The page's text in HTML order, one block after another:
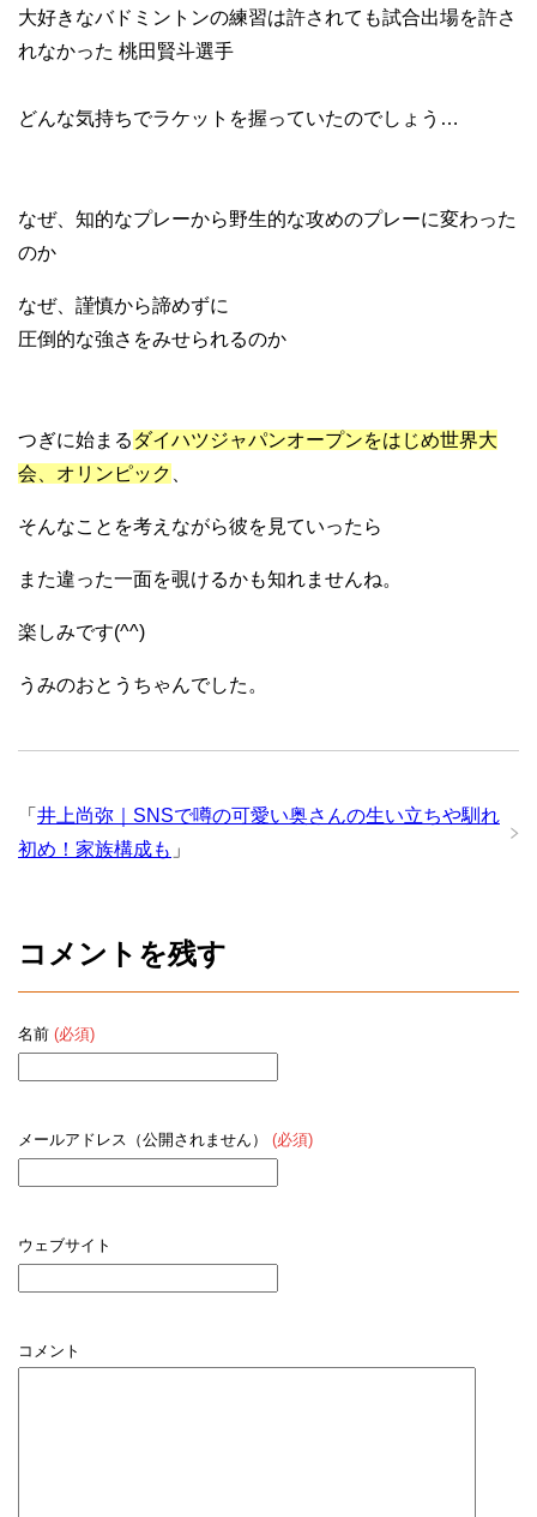
大好きなバドミントンの練習は許されても試合出場を許さ
れなかった 桃田賢斗選手
どんな気持ちでラケットを握っていたのでしょう…
なぜ、知的なプレーから野生的な攻めのプレーに変わった
のか
なぜ、謹慎から諦めずに
圧倒的な強さをみせられるのか
つぎに始まる ダイハツジャパンオープンをはじめ世界大
会、オリンピック
そんなことを考えながら彼を見ていったら
また違った一面を覗けるかも知れませんね。
楽しみです(^^)
うみのおとうちゃんでした。
「 井上尚弥｜SNSで噂の可愛い奥さんの生い立ちや馴れ
初め！家族構成も 」
コメントを残す
名前 (必須)
メールアドレス（公開されません） (必須)
ウェブサイト
コメント